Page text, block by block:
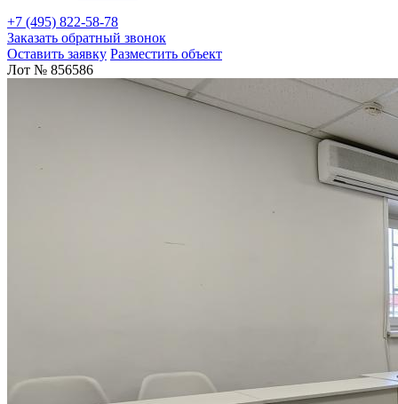
+7 (495) 822-58-78
Заказать обратный звонок
Оставить заявку Разместить объект
Лот № 856586